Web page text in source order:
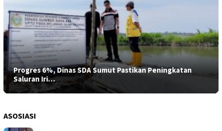
Progres 6%, Dinas SDA Sumut Pastikan Peningkatan
Saluran Iri…
ASOSIASI